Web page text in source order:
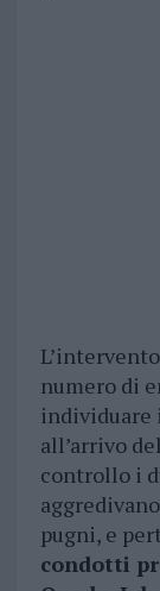
numero di
individuare
all’arrivo
controllo i
pugni, e
condotti